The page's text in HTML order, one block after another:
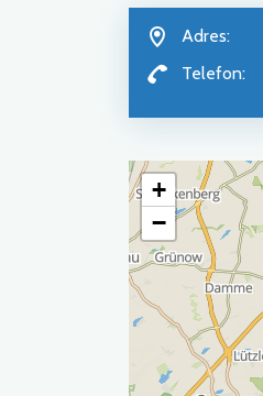
Adres:
Telefon:
+
−